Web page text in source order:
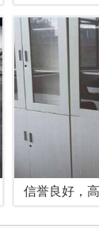
信誉良好，